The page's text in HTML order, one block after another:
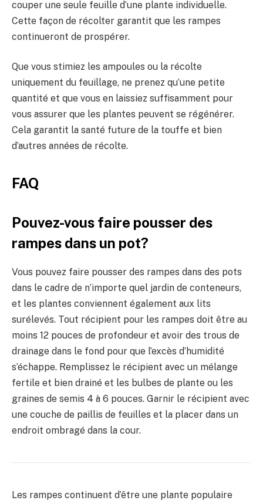
couper une seule feuille d’une plante individuelle.
Cette façon de récolter garantit que les rampes
continueront de prospérer.
Que vous stimiez les ampoules ou la récolte
uniquement du feuillage, ne prenez qu’une petite
quantité et que vous en laissiez suffisamment pour
vous assurer que les plantes peuvent se régénérer.
Cela garantit la santé future de la touffe et bien
d’autres années de récolte.
FAQ
Pouvez-vous faire pousser des
rampes dans un pot?
Vous pouvez faire pousser des rampes dans des pots
dans le cadre de n’importe quel jardin de conteneurs,
et les plantes conviennent également aux lits
surélevés. Tout récipient pour les rampes doit être au
moins 12 pouces de profondeur et avoir des trous de
drainage dans le fond pour que l’excès d’humidité
s’échappe. Remplissez le récipient avec un mélange
fertile et bien drainé et les bulbes de plante ou les
graines de semis 4 à 6 pouces. Garnir le récipient avec
une couche de paillis de feuilles et la placer dans un
endroit ombragé dans la cour.
Les rampes continuent d’être une plante populaire